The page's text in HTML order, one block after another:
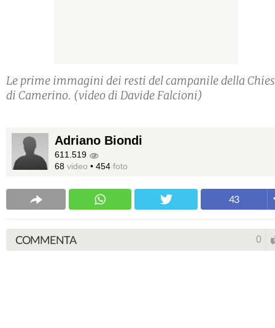
Le prime immagini dei resti del campanile della
di Camerino. (video di Davide Falcioni)
Adriano Biondi
611.519
68 video • 454 foto
43
COMMENTA 0